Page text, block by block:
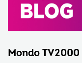
Mondo TV2000